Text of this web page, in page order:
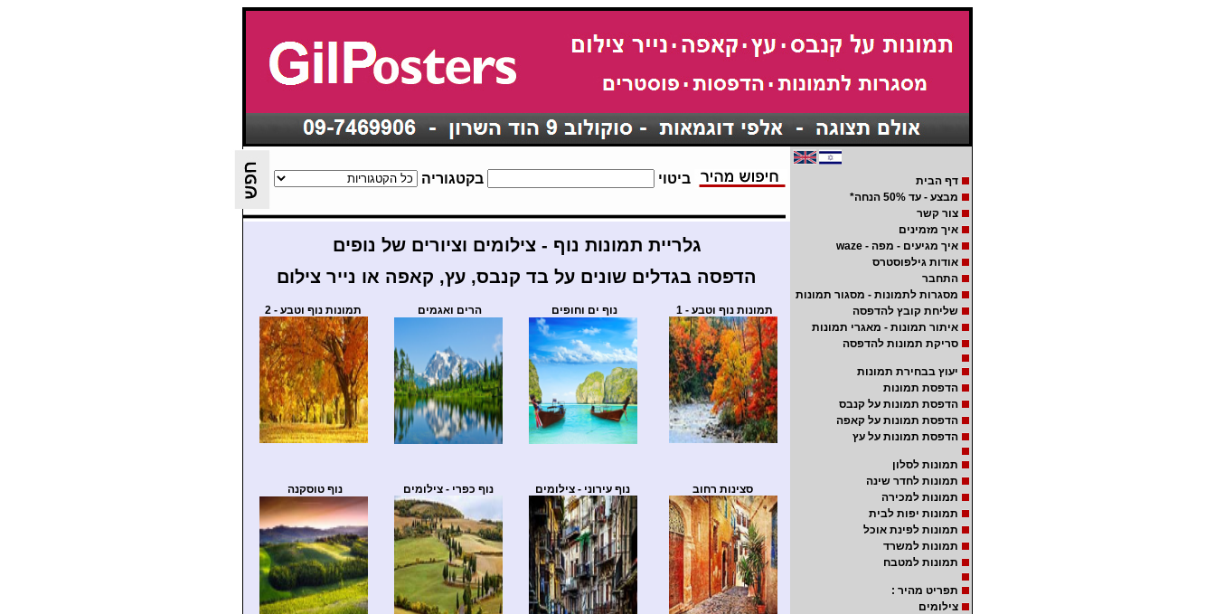
דף הבית
מבצע - עד 50% הנחה*
צור קשר
איך מזמינים
איך מגיעים - מפה - waze
אודות גילפוסטרס
התחבר
מסגרות לתמונות - מסגור תמונות
שליחת קובץ להדפסה
איתור תמונות - מאגרי תמונות
סריקת תמונות להדפסה
יעוץ בבחירת תמונות
הדפסת תמונות
הדפסת תמונות על קנבס
הדפסת תמונות על קאפה
הדפסת תמונות על עץ
תמונות לסלון
תמונות לחדר שינה
תמונות למכירה
תמונות יפות לבית
תמונות לפינת אוכל
תמונות למשרד
תמונות למטבח
תפריט מהיר :
צילומים
ביטוי בקטגוריה
גלריית תמונות נוף - צילומים וציורים של נופים
הדפסה בגדלים שונים על בד קנבס, עץ, קאפה או נייר צילום
תמונות נוף וטבע - 1 נוף ים וחופים הרים ואגמים תמונות נוף וטבע - 2
סצינות רחוב נוף עירוני - צילומים נוף כפרי - צילומים נוף טוסקנה